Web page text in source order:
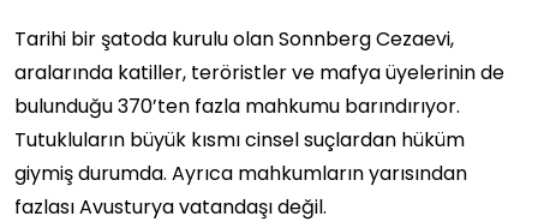
Tarihi bir şatoda kurulu olan Sonnberg Cezaevi,
aralarında katiller, teröristler ve mafya üyelerinin de
bulunduğu 370’ten fazla mahkumu barındırıyor.
Tutukluların büyük kısmı cinsel suçlardan hüküm
giymiş durumda. Ayrıca mahkumların yarısından
fazlası Avusturya vatandaşı değil.